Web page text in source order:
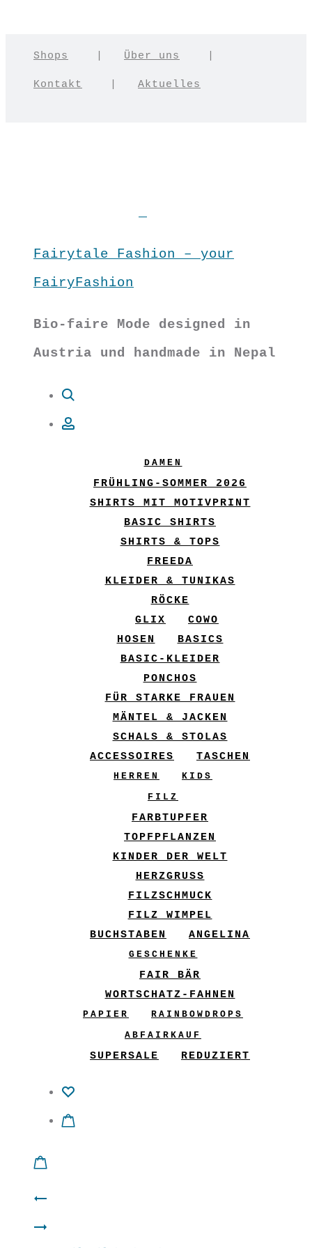
Shops Über uns
Kontakt Aktuelles
Fairytale Fashion – your
FairyFashion
Bio-faire Mode designed in
Austria und handmade in Nepal
DAMEN
FRÜHLING-SOMMER 2026
SHIRTS MIT MOTIVPRINT
BASIC SHIRTS
SHIRTS & TOPS
FREEDA
KLEIDER & TUNIKAS
RÖCKE
GLIX
COWO
HOSEN
BASICS
BASIC-KLEIDER
PONCHOS
FÜR STARKE FRAUEN
MÄNTEL & JACKEN
SCHALS & STOLAS
ACCESSOIRES
TASCHEN
HERREN
KIDS
FILZ
FARBTUPFER
TOPFPFLANZEN
KINDER DER WELT
HERZGRUSS
FILZSCHMUCK
FILZ WIMPEL
BUCHSTABEN
ANGELINA
GESCHENKE
FAIR BÄR
WORTSCHATZ-FAHNEN
PAPIER
RAINBOWDROPS
ABFAIRKAUF
SUPERSALE REDUZIERT
Product
navigation
Filzbuchstabe